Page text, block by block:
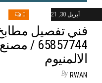
أبريل 30, 2021 0
فني تفصيل مطابخ
الالمنيوم
By RWAN